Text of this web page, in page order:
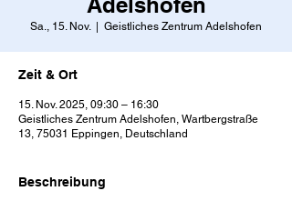
Sa., 15. Nov.
  |
Geistliches Zentrum Adelshofen
Zeit & Ort
15. Nov. 2025, 09:30 – 16:30
Geistliches Zentrum Adelshofen, Wartbergstraße
13, 75031 Eppingen, Deutschland
Beschreibung